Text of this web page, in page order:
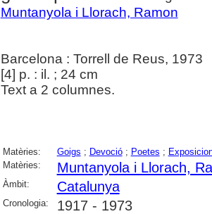
Muntanyola i Llorach, Ramon
Barcelona : Torrell de Reus, 1973
[4] p. : il. ; 24 cm
Text a 2 columnes.
Matèries: Goigs ; Devoció; Poetes ;
Matèries:
Muntanyola i Llorach,
Àmbit: Catalunya
Cronologia: 1917 - 1973